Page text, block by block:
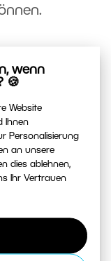
wenn
🍪
Website
Ihnen
Personalisierung
an unsere
dies ablehnen,
Ihr Vertrauen
Zoner
Tipps. Von
bis zu
im Editor